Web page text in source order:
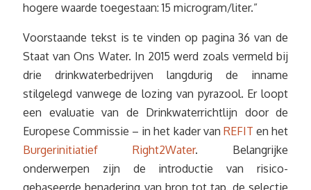
hogere waarde toegestaan: 15 microgram/liter.”
Voorstaande tekst is te vinden op pagina 36 van de
Staat van Ons Water. In 2015 werd zoals vermeld bij
drie drinkwaterbedrijven langdurig de inname
stilgelegd vanwege de lozing van pyrazool. Er loopt
een evaluatie van de Drinkwaterrichtlijn door de
Europese Commissie – in het kader van REFIT en het
Burgerinitiatief Right2Water. Belangrijke
onderwerpen zijn de introductie van risico-
gebaseerde benadering van bron tot tap, de selectie